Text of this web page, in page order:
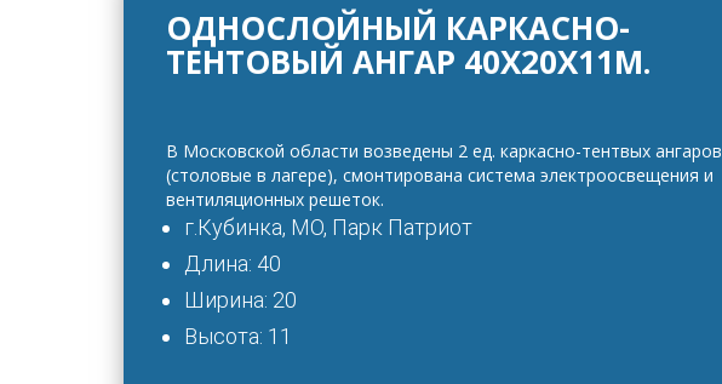
ОДНОСЛОЙНЫЙ КАРКАСНО-
ТЕНТОВЫЙ АНГАР 40Х20Х11М.
В Московской области возведены 2 ед. каркасно-тентвых ангаров
(столовые в лагере), смонтирована система электроосвещения и
вентиляционных решеток.
г.Кубинка, МО, Парк Патриот
Длина: 40
Ширина: 20
Высота: 11